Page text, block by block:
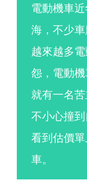
電動機車
海，不少
越來越多
怨，電動
就有一名
不小心撞
看到估價
車。